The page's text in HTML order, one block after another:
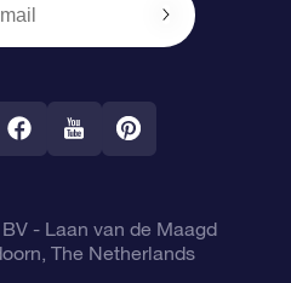
to the stars
- Laan van de Maagd
The Netherlands